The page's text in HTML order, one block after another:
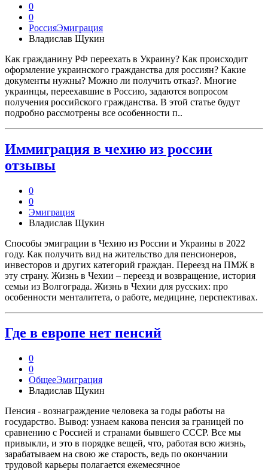
0
0
РоссияЭмиграция
Владислав Щукин
Как гражданину РФ переехать в Украину? Как происходит
оформление украинского гражданства для россиян? Какие
документы нужны? Можно ли получить отказ?. Многие
украинцы, переехавшие в Россию, задаются вопросом
получения российского гражданства. В этой статье будут
подробно рассмотрены все особенности п..
Иммиграция в чехию из россии
отзывы
0
0
Эмиграция
Владислав Щукин
Способы эмиграции в Чехию из России и Украины в 2022
году. Как получить вид на жительство для пенсионеров,
инвесторов и других категорий граждан. Переезд на ПМЖ в
эту страну. Жизнь в Чехии – переезд и возвращение, история
семьи из Волгограда. Жизнь в Чехии для русских: про
особенности менталитета, о работе, медицине, перспективах.
Где в европе нет пенсий
0
0
ОбщееЭмиграция
Владислав Щукин
Пенсия - вознаграждение человека за годы работы на
государство. Вывод: узнаем какова пенсия за границей по
сравнению с Россией и странами бывшего СССР. Все мы
привыкли, и это в порядке вещей, что, работая всю жизнь,
зарабатываем на свою же старость, ведь по окончании
трудовой карьеры полагается ежемесячное